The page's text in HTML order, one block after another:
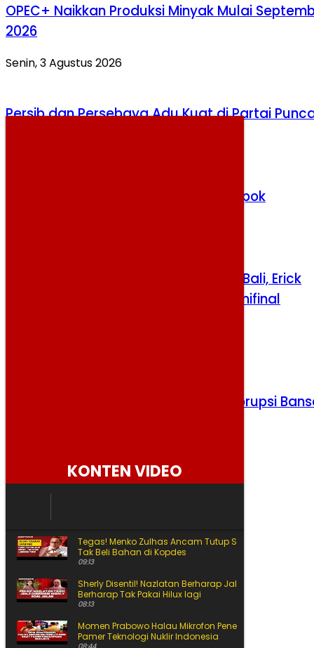
OPEC+ Naikkan Produksi Minyak Mulai
2026
Senin, 3 Agustus 2026
Persib dan Persebaya Adu Kuat di Partai
Polisi Dalami Motif Kasus Mutilasi Depok
HEBOH! Persija vs Persib Dipindah ke Bali, Erick
Thohir Ditelepon Sebelum Venue Semifinal
KPK Periksa Dua Tersangka Kasus Korupsi
KONTEN VIDEO
Tegas! Menko Zulhas Ancam Tutup SPPG yang Nekat
Tak Beli Bahan di Kopdes
09:13
Sherly Disentil! Nazlatan Berharap Jalan Cepat Beres
Berharap Tak Pakai Hilux lagi
08:13
Momen Prabowo Halau Mikrofon Peneliti BRIN Saat
Pamer Teknologi Nuklir Indonesia